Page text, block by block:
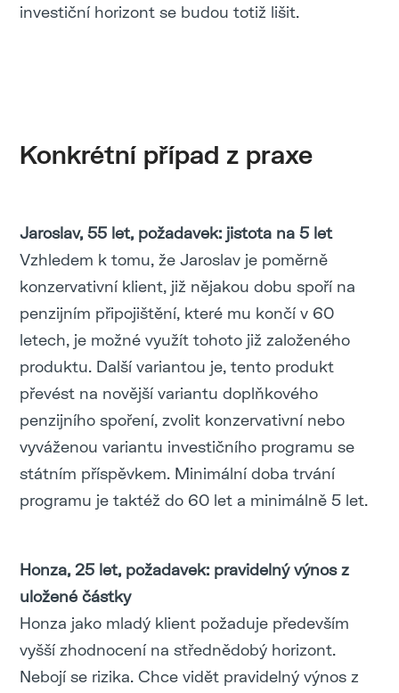
investiční horizont se budou totiž lišit.
Konkrétní případ z praxe
Jaroslav, 55 let, požadavek: jistota na 5 let
Vzhledem k tomu, že Jaroslav je poměrně
konzervativní klient, již nějakou dobu spoří na
penzijním připojištění, které mu končí v 60
letech, je možné využít tohoto již založeného
produktu. Další variantou je, tento produkt
převést na novější variantu doplňkového
penzijního spoření, zvolit konzervativní nebo
vyváženou variantu investičního programu se
státním příspěvkem. Minimální doba trvání
programu je taktéž do 60 let a minimálně 5 let.
Honza, 25 let, požadavek: pravidelný výnos z
uložené částky
Honza jako mladý klient požaduje především
vyšší zhodnocení na střednědobý horizont.
Nebojí se rizika. Chce vidět pravidelný výnos z